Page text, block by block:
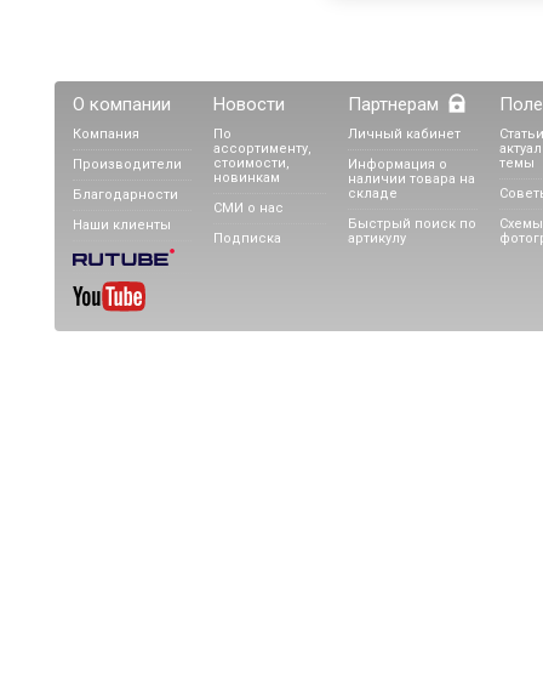
О компании
Компания
Производители
Благодарности
Наши клиенты
Новости
По
ассортименту,
стоимости,
новинкам
СМИ о нас
Подписка
Партнерам
Личный кабинет
Информация о
наличии товара на
складе
Быстрый поиск по
артикулу
темы